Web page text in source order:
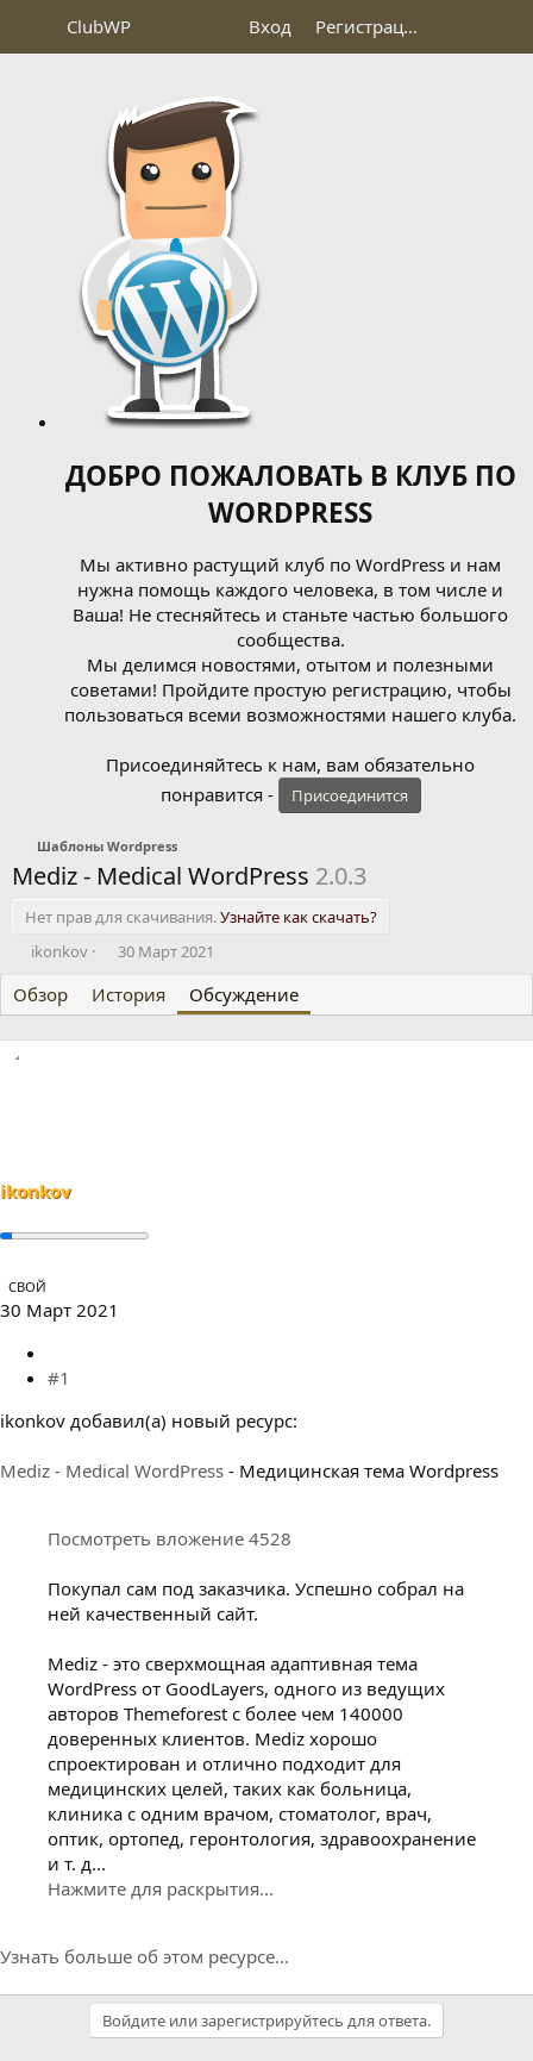
ClubWP Вход Регистрация
ДОБРО ПОЖАЛОВАТЬ В КЛУБ ПО
WORDPRESS
Мы активно растущий клуб по WordPress и нам
нужна помощь каждого человека, в том числе и
Ваша! Не стесняйтесь и станьте частью большого
сообщества.
Мы делимся новостями, отытом и полезными
советами! Пройдите простую регистрацию, чтобы
пользоваться всеми возможностями нашего клуба.
Присоединяйтесь к нам, вам обязательно
понравится -
Присоединится
Шаблоны Wordpress
Mediz - Medical WordPress 2.0.3
Нет прав для скачивания.Узнайте как скачать?
А
т
о
р
ikonkov
Д
т
а
н
30 Март 2021
Обзор История Обсуждение
ikonkov
СВОЙ
30 Март 2021
#1
ikonkov добавил(а) новый ресурс:
Mediz - Medical WordPress - Медицинская тема Wordpress
Посмотреть вложение 4528
Покупал сам под заказчика. Успешно собрал на
ней качественный сайт.
Mediz - это сверхмощная адаптивная тема
WordPress от GoodLayers, одного из ведущих
авторов Themeforest с более чем 140000
доверенных клиентов. Mediz хорошо
спроектирован и отлично подходит для
медицинских целей, таких как больница,
клиника с одним врачом, стоматолог, врач,
оптик, ортопед, геронтология, здравоохранение
и т. д...
Нажмите для раскрытия...
Узнать больше об этом ресурсе...
Войдите или зарегистрируйтесь для ответа.